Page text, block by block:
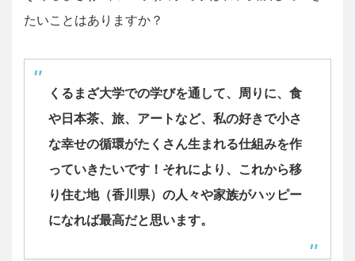
たいことはありますか？
くるまざ大学での学びを通して、周りに、食
や日本茶、旅、アートなど、私の好きで小さ
な幸せの循環がたくさん生まれる仕組みを作
っていきたいです！それにより、これから移
り住む地（香川県）の人々や家族がハッピー
になれば最高だと思います。